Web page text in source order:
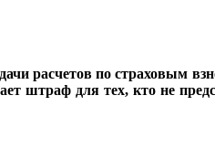
расчетов по страховым
штраф для тех, кто не